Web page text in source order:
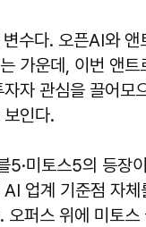
수다. 오픈AI와 앤
가운데, 이번 앤트
자 관심을 끌어모
인다.
5·미토스5의 등장
업계 기준점 자체
오퍼스 위에 미토스